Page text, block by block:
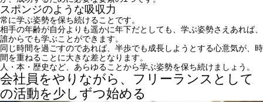
スポンジのような吸収力
常に学ぶ姿勢を保ち続けることです。
相手の年齢が自分よりも遥かに年下だとしても、学ぶ姿勢さえあれば、
誰からでも学ぶことができます。
同じ時間を過ごすのであれば、半歩でも成長しようとする心意気が、時
間を重ねることに大きな差となります。
人・本・歴史など、あらゆることから学ぶ姿勢を保ち続けましょう。
会社員をやりながら、フリーランスとして
の活動を少しずつ始める